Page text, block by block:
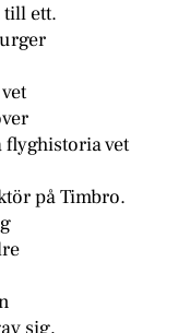
till ett.
vet
på Timbro.